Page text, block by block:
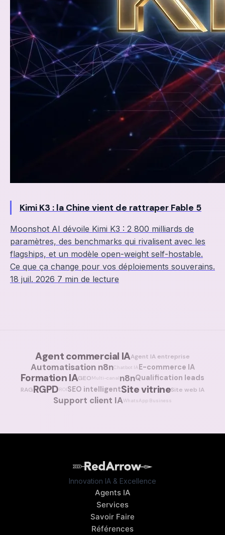
Kimi K3 : la Chine vient de rattraper Fable 5
Moonshot AI dévoile Kimi K3 : 2 800 milliards de
paramètres, des benchmarks qui rivalisent avec les
flagships, et un modèle open-weight self-hostable.
Ce que ça change pour vos déploiements souverains.
18 juil. 2026 7 min de lecture
Agent commercial IAAgent IA entreprise
Automatisation n8nChatbot IAE-commerce IA
Formation IAGEOMulti-canaln8nQualification leads
RAGRGPDROISEO intelligentSite vitrineSite web IA
Support client IAWhatsApp Business
Innovation IA & Excellence
Agents IA
Services
Savoir Faire
Références